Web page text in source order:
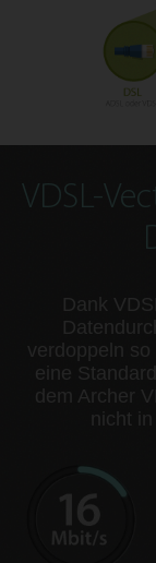
VDSL-
Dank
verdoppeln so
eine
dem Archer
nicht